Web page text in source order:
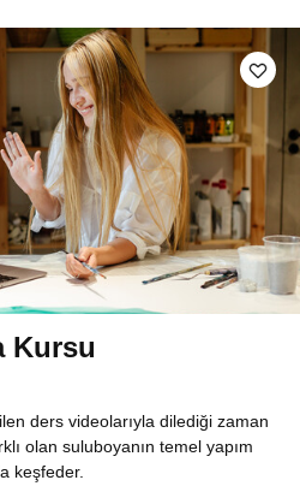
Kursu
ders videolarıyla dilediği zaman
olan suluboyanın temel yapım
keşfeder.